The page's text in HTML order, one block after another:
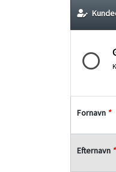
Fornavn *
Efternavn *